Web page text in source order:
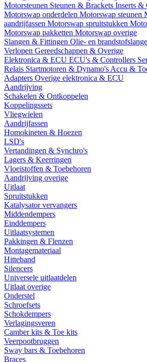
Motorsteunen Steunen & Brackets Inserts &
Motorswap onderdelen Motorswap steunen
aandrijfassen Motorswap spruitstukken
Motorswap pakketten Motorswap overige
Slangen & Fittingen Olie- en
Verlopen Gereedschappen & Overige
Elektronica & ECU ECU's & Controllers
Relais Startmotoren & Dynamo's Accu &
Adapters Overige elektronica & ECU
Aandrijving
Schakelen & Ontkoppelen
Koppelingssets
Vliegwielen
Aandrijfassen
Homokineten & Hoezen
LSD's
Vertandingen & Synchro's
Lagers & Keerringen
Vloeistoffen & Toebehoren
Aandrijving overige
Uitlaat
Spruitstukken
Katalysator vervangers
Middendempers
Einddempers
Uitlaatsystemen
Pakkingen & Flenzen
Montagemateriaal
Hitteband
Silencers
Universele uitlaatdelen
Uitlaat overige
Onderstel
Schroefsets
Schokdempers
Verlagingsveren
Camber kits & Toe kits
Veerpootbruggen
Sway bars & Toebehoren
Braces